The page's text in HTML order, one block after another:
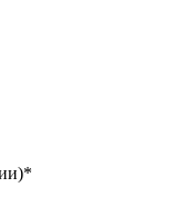
*